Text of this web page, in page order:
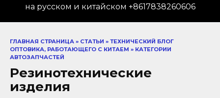
на русском и китайском +8617838260606
ГЛАВНАЯ СТРАНИЦА » СТАТЬИ » ТЕХНИЧЕСКИЙ БЛОГ
ОПТОВИКА, РАБОТАЮЩЕГО С КИТАЕМ » КАТЕГОРИИ
АВТОЗАПЧАСТЕЙ
Резинотехнические
изделия